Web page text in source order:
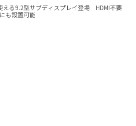
える9.2型サブディスプレイ登場 HDMI不要
も設置可能